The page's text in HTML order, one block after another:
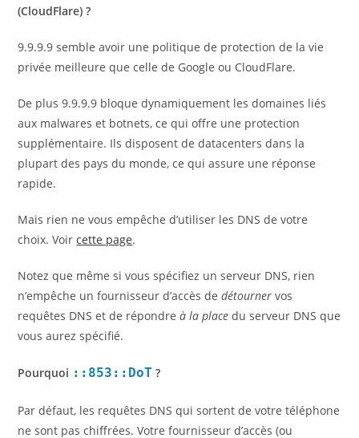
(CloudFlare) ?
9.9.9.9 semble avoir une politique de protection de la vie
privée meilleure que celle de Google ou CloudFlare.
De plus 9.9.9.9 bloque dynamiquement les domaines liés
aux malwares et botnets, ce qui offre une protection
supplémentaire. Ils disposent de datacenters dans la
plupart des pays du monde, ce qui assure une réponse
rapide.
Mais rien ne vous empêche d’utiliser les DNS de votre
choix. Voircette page.
Notez que même si vous spécifiez un serveur DNS, rien
n’empêche un fournisseur d’accès dedétourner vos
requêtes DNS et de répondreà la place du serveur DNS que
vous aurez spécifié.
Pourquoi ::853::DoT ?
Par défaut, les requêtes DNS qui sortent de votre téléphone
ne sont pas chiffrées. Votre fournisseur d’accès (ou